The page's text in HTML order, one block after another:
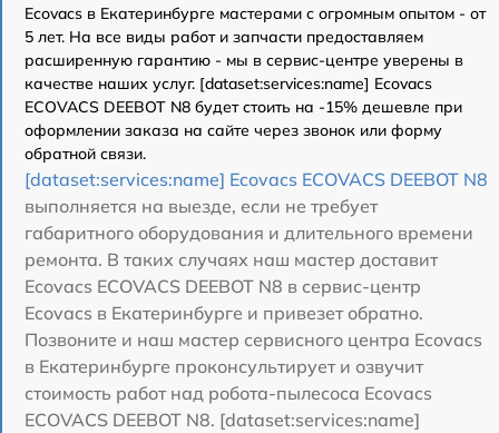
Ecovacs в Екатеринбурге мастерами с огромным опытом - от
5 лет. На все виды работ и запчасти предоставляем
расширенную гарантию - мы в сервис-центре уверены в
качестве наших услуг. [dataset:services:name] Ecovacs
ECOVACS DEEBOT N8 будет стоить на -15% дешевле при
оформлении заказа на сайте через звонок или форму
обратной связи.
[dataset:services:name] Ecovacs ECOVACS DEEBOT N8
выполняется на выезде, если не требует
габаритного оборудования и длительного времени
ремонта. В таких случаях наш мастер доставит
Ecovacs ECOVACS DEEBOT N8 в сервис-центр
Ecovacs в Екатеринбурге и привезет обратно.
Позвоните и наш мастер сервисного центра Ecovacs
в Екатеринбурге проконсультирует и озвучит
стоимость работ над робота-пылесоса Ecovacs
ECOVACS DEEBOT N8. [dataset:services:name]